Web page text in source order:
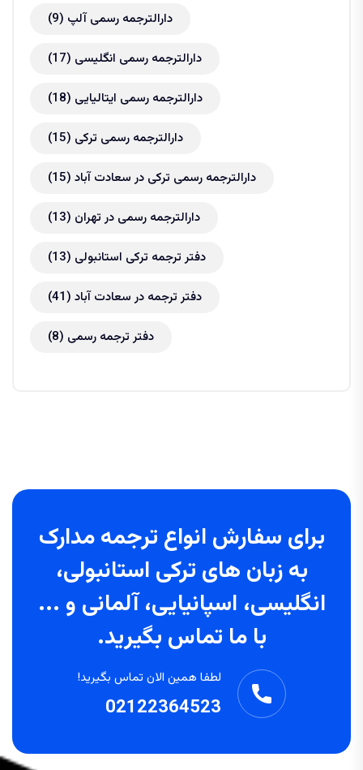
دارالترجمه رسمی آلپ (9)
دارالترجمه رسمی انگلیسی (17)
دارالترجمه رسمی ایتالیایی (18)
دارالترجمه رسمی ترکی (15)
دارالترجمه رسمی ترکی در سعادت آباد (15)
دارالترجمه رسمی در تهران (13)
دفتر ترجمه ترکی استانبولی (13)
دفتر ترجمه در سعادت آباد (41)
دفتر ترجمه رسمی (8)
برای سفارش انواع ترجمه مدارک
به زبان های ترکی استانبولی،
انگلیسی، اسپانیایی، آلمانی و ...
با ما تماس بگیرید.
لطفا همین الان تماس بگیرید!
02122364523